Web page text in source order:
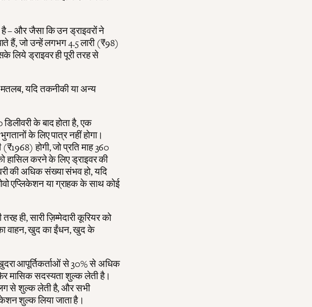
– और जैसा कि उन ड्राइवरों ने
हैं, जो उन्हें लगभग 4.5 लारी (₹98)
लिये ड्राइवर ही पूरी तरह से
यदि तकनीकी या अन्य
के बाद होता है, एक
के लिए पात्र नहीं होगा।
होगी, जो प्रति माह 360
हासिल करने के लिए ड्राइवर की
की अधिक संख्या संभव हो, यदि
एप्लिकेशन या ग्राहक के साथ कोई
ही, सारी ज़िम्मेदारी कूरियर को
वाहन, खुद का ईंधन, खुद के
आपूर्तिकर्ताओं से 30% से अधिक
मासिक सदस्यता शुल्क लेती है।
से शुल्क लेती है, और सभी
शुल्क लिया जाता है।